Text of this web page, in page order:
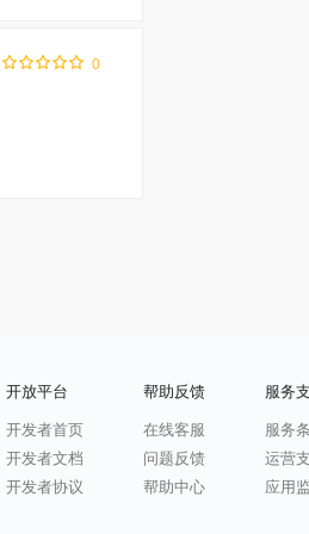
0
开放平台
开发者首页
开发者文档
开发者协议
帮助反馈
在线客服
问题反馈
帮助中心
服务
服务
运营
应用